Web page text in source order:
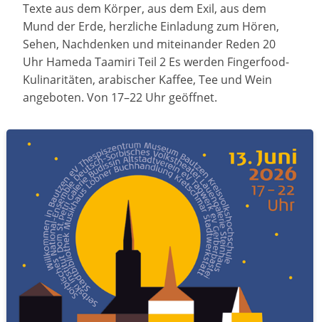
Texte aus dem Körper, aus dem Exil, aus dem
Mund der Erde, herzliche Einladung zum Hören,
Sehen, Nachdenken und miteinander Reden 20
Uhr Hameda Taamiri Teil 2 Es werden Fingerfood-
Kulinaritäten, arabischer Kaffee, Tee und Wein
angeboten. Von 17–22 Uhr geöffnet.